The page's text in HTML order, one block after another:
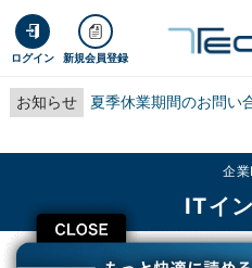
ログイン 新規会員登録
お知らせ 夏季休業期間のお問い
企
ITイ